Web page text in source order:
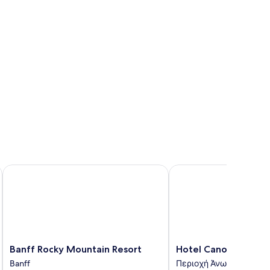
Banff
Rocky
Banff Rocky Mountain Resort
Banff
Banff Rocky Mountain Resort
Hotel
Canoe
Hotel Canoe and
Περιοχή Άνω Πόλη
Hotel Canoe and